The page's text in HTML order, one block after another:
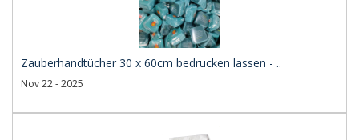
Zauberhandtücher 30 x 60cm bedrucken lassen - ..
Nov 22 - 2025